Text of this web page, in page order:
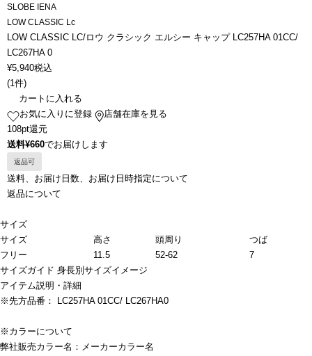
SLOBE IENA
LOW CLASSIC Lc
LOW CLASSIC LC/ロウ クラシック エルシー キャップ LC257HA 01CC/
LC267HA 0
¥5,940税込
(1件)
カートに入れる
お気に入りに登録
店舗在庫を見る
108pt還元
送料¥660でお届けします
返品可
送料、お届け日数、お届け日時指定について
返品について
サイズ
サイズ
高さ 頭周り
つば
フリー
11.5 52-62
7
サイズガイド 身長別サイズイメージ
アイテム説明・詳細
※先方品番： LC257HA 01CC/ LC267HA0
※カラーについて
弊社販売カラー名：メーカーカラー名